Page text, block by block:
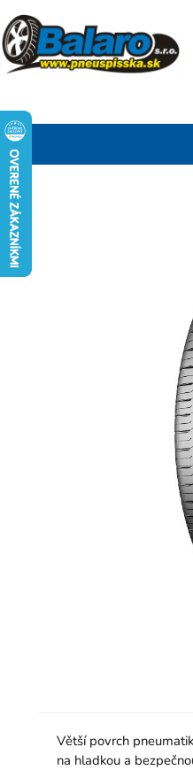
Větší povrch
na hladkou a